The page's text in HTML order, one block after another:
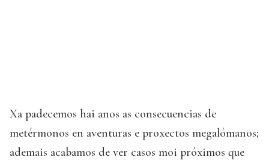
Xa padecemos hai anos as consecuencias de
metérmonos en aventuras e proxectos megalómanos;
ademais acabamos de ver casos moi próximos que